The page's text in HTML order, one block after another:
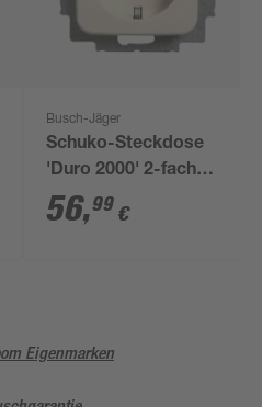
Busch-Jäger
Schuko-Steckdose
'Duro 2000' 2-fach
cremeweiß
56,99 €
Eigenmarken